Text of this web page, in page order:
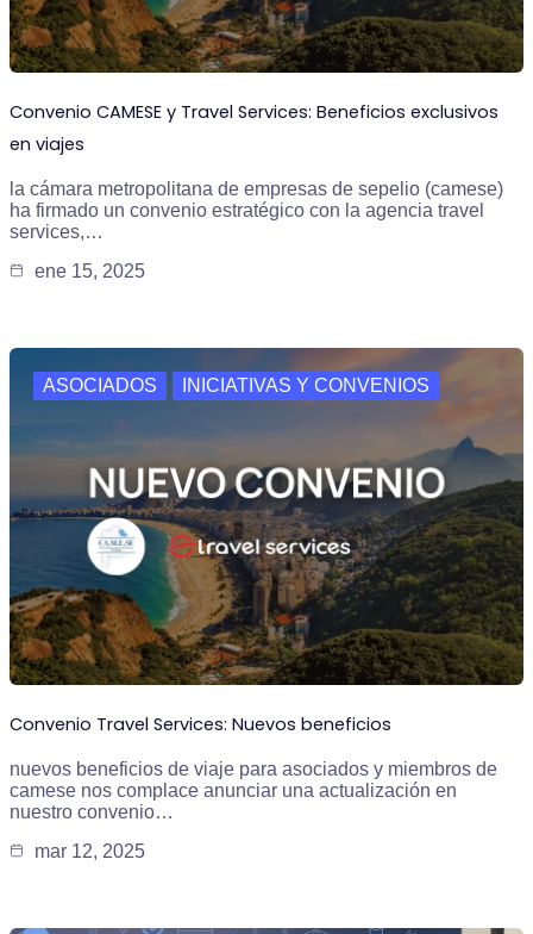
Convenio CAMESE y Travel Services: Beneficios exclusivos
en viajes
la cámara metropolitana de empresas de sepelio (camese)
ha firmado un convenio estratégico con la agencia travel
services,…
ene 15, 2025
ASOCIADOS INICIATIVAS Y CONVENIOS
Convenio Travel Services: Nuevos beneficios
nuevos beneficios de viaje para asociados y miembros de
camese nos complace anunciar una actualización en
nuestro convenio…
mar 12, 2025